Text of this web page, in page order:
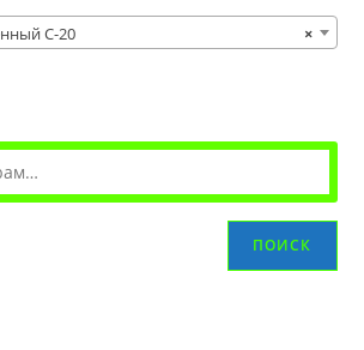
×
С-20
ПОИСК